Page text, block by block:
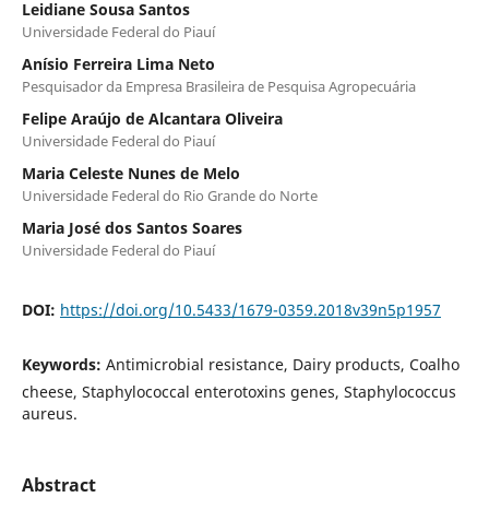
Leidiane Sousa Santos
Universidade Federal do Piauí
Anísio Ferreira Lima Neto
Pesquisador da Empresa Brasileira de Pesquisa Agropecuária
Felipe Araújo de Alcantara Oliveira
Universidade Federal do Piauí
Maria Celeste Nunes de Melo
Universidade Federal do Rio Grande do Norte
Maria José dos Santos Soares
Universidade Federal do Piauí
DOI: https://doi.org/10.5433/1679-0359.2018v39n5p1957
Keywords: Antimicrobial resistance, Dairy products, Coalho
cheese, Staphylococcal enterotoxins genes, Staphylococcus
aureus.
Abstract